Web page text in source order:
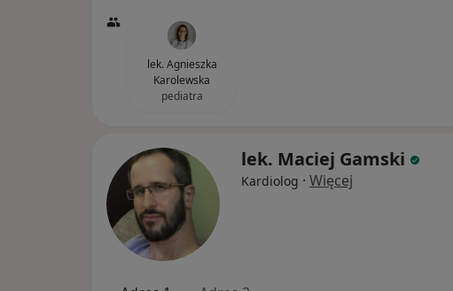
lek. Agnieszka
Karolewska
pediatra
lek. Maciej Gamski
Kardiolog · Więcej